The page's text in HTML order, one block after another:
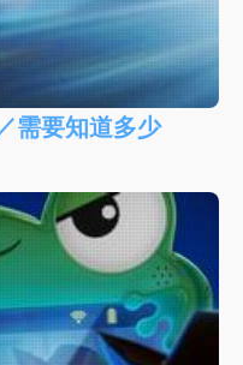
需要知道多少